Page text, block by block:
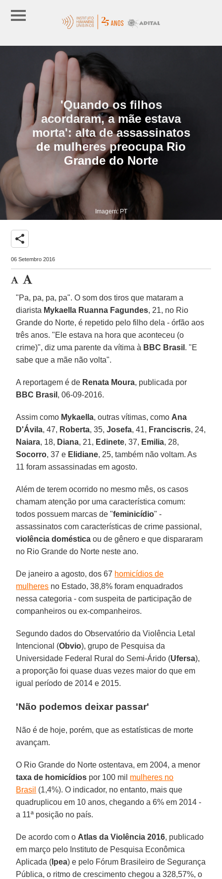
'Quando os filhos
acordaram, a mãe estava
morta': alta de assassinatos
de mulheres preocupa Rio
Grande do Norte
Imagem: PT
share
06 Setembro 2016
"Pa, pa, pa, pa". O som dos tiros que mataram a
diarista Mykaella Ruanna Fagundes, 21, no Rio
Grande do Norte, é repetido pelo filho dela - órfão aos
três anos. "Ele estava na hora que aconteceu (o
crime)", diz uma parente da vítima à BBC Brasil . "E
sabe que a mãe não volta".
A reportagem é de Renata Moura, publicada por
BBC Brasil , 06-09-2016.
Assim como Mykaella, outras vítimas, como Ana
D'Ávila, 47, Roberta, 35,Josefa, 41, Franciscris, 24,
Naiara, 18, Diana, 21, Edinete, 37, Emilia, 28,
Socorro, 37 e Elidiane, 25, também não voltam. As
11 foram assassinadas em agosto.
Além de terem ocorrido no mesmo mês, os casos
chamam atenção por uma característica comum:
todos possuem marcas de "feminicídio" -
assassinatos com características de crime passional,
violência doméstica ou de gênero e que dispararam
no Rio Grande do Norte neste ano.
De janeiro a agosto, dos 67 homicídios de
mulheres no Estado, 38,8% foram enquadrados
nessa categoria - com suspeita de participação de
companheiros ou ex-companheiros.
Segundo dados do Observatório da Violência Letal
Intencional (Obvio), grupo de Pesquisa da
Universidade Federal Rural do Semi-Árido (Ufersa),
a proporção foi quase duas vezes maior do que em
igual período de 2014 e 2015.
'Não podemos deixar passar'
Não é de hoje, porém, que as estatísticas de morte
avançam.
O Rio Grande do Norte ostentava, em 2004, a menor
taxa de homicídios por 100 mil mulheres no
Brasil (1,4%). O indicador, no entanto, mais que
quadruplicou em 10 anos, chegando a 6% em 2014 -
a 11ª posição no país.
De acordo com o Atlas da Violência 2016, publicado
em março pelo Instituto de Pesquisa Econômica
Aplicada ( Ipea) e pelo Fórum Brasileiro de Segurança
Pública, o ritmo de crescimento chegou a 328,57%, o